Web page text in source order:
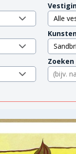
Zoeken